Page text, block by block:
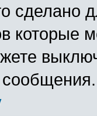
сделано
которые
сообщения.